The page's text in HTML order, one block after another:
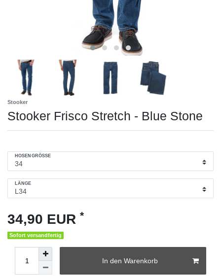
Stooker
Stooker Frisco Stretch - Blue Stone
HOSENGRÖSSE
LÄNGE
34,90 EUR *
Sofort versandfertig
In den Warenkorb